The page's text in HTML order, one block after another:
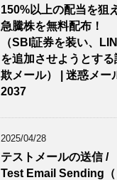
150%以上の配当を狙
急騰株を無料配布！
（SBI証券を装い、
を追加させようとする
欺メール） | 迷惑メー
2037
2025/04/28
テストメールの送信 /
Test Email Sending（